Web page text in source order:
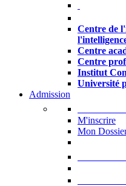
Centre de
Centre
Centre
Institut
Université
Admission
M'inscrire
Mon